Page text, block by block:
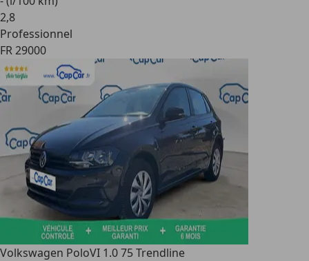
2,8
Professionnel
FR 29000
Volkswagen PoloVI 1.0 75 Trendline